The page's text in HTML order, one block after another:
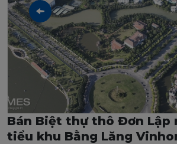
Bán Biệt thự thô Đơn Lập
tiểu khu Bằng Lăng